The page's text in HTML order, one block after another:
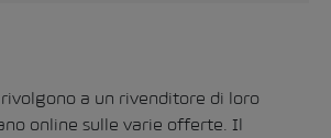
a un rivenditore di loro
online sulle varie offerte. Il